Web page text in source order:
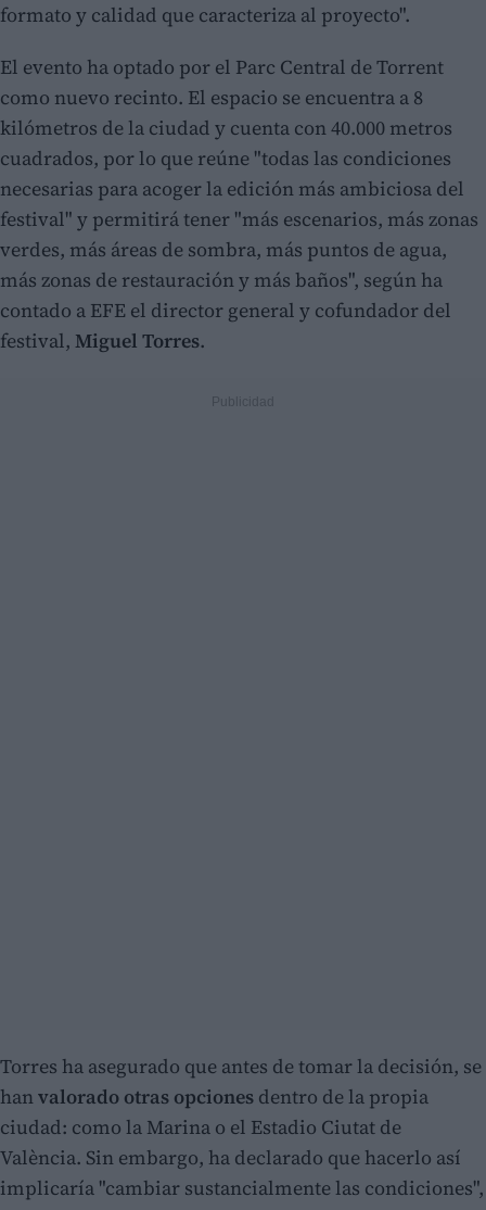
formato y calidad que caracteriza al proyecto".
El evento ha optado por el Parc Central de Torrent
como nuevo recinto. El espacio se encuentra a 8
kilómetros de la ciudad y cuenta con 40.000 metros
cuadrados, por lo que reúne "todas las condiciones
necesarias para acoger la edición más ambiciosa del
festival" y permitirá tener "más escenarios, más zonas
verdes, más áreas de sombra, más puntos de agua,
más zonas de restauración y más baños", según ha
contado a EFE el director general y cofundador del
festival, Miguel Torres.
Torres ha asegurado que antes de tomar la decisión, se
hanvalorado otras opciones dentro de la propia
ciudad: como la Marina o el Estadio Ciutat de
València. Sin embargo, ha declarado que hacerlo así
implicaría "cambiar sustancialmente las condiciones",